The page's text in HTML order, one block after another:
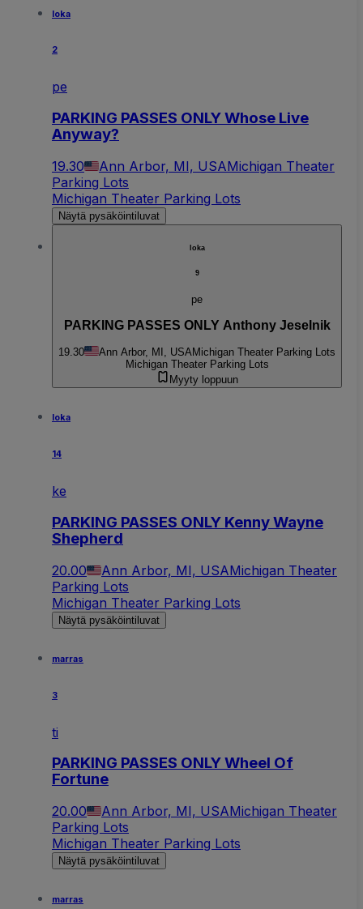
loka
2
pe
PARKING PASSES ONLY Whose Live
Anyway?
19.30 Ann Arbor, MI, USAMichigan Theater
Parking Lots
Michigan Theater Parking Lots
Näytä pysäköintiluvat
loka
9
pe
PARKING PASSES ONLY Anthony Jeselnik
19.30 Ann Arbor, MI, USAMichigan Theater Parking Lots
Michigan Theater Parking Lots
Myyty loppuun
loka
14
ke
PARKING PASSES ONLY Kenny Wayne
Shepherd
20.00 Ann Arbor, MI, USAMichigan Theater
Parking Lots
Michigan Theater Parking Lots
Näytä pysäköintiluvat
marras
3
ti
PARKING PASSES ONLY Wheel Of
Fortune
20.00 Ann Arbor, MI, USAMichigan Theater
Parking Lots
Michigan Theater Parking Lots
Näytä pysäköintiluvat
marras